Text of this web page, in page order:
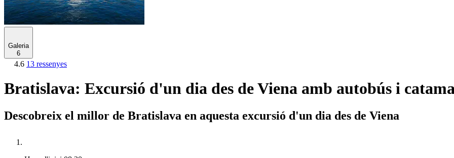
Galeria
6
4.6 13 ressenyes
Bratislava: Excursió d'un dia des de Viena amb autobús i
Descobreix el millor de Bratislava en aquesta excursió d'un dia des de Viena